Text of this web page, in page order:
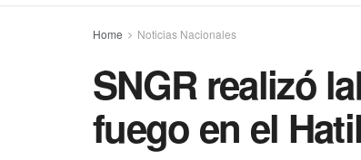
Home Noticias Nacionales
SNGR realizó
fuego en el